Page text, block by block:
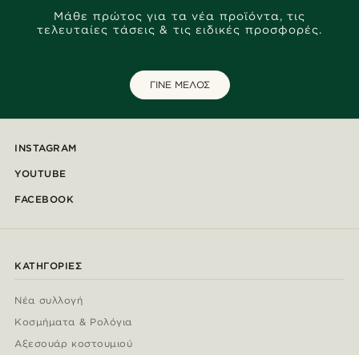
Μάθε πρώτος για τα νέα προϊόντα, τις
τελευταίες τάσεις & τις ειδικές προσφορές.
ΓΙΝΕ ΜΕΛΟΣ
INSTAGRAM
YOUTUBE
FACEBOOK
ΚΑΤΗΓΟΡΊΕΣ
Νέα συλλογή
Κοσμήματα & Ρολόγια
Αξεσουάρ κοστουμιού